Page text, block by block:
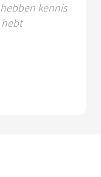
kennis
hebt